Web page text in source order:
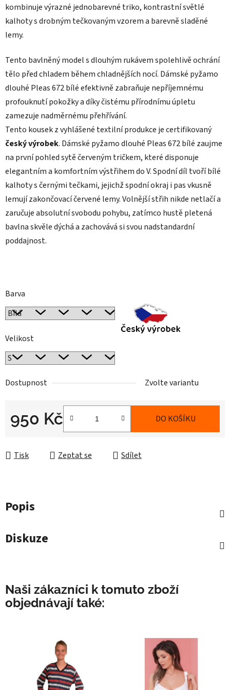
kombinuje výrazné jednobarevné triko, kontrastní světlé
kalhoty s drobným tečkovaným vzorem a barevně sladěné
lemy.
Tento bavlněný model s dlouhým rukávem spolehlivě ochrání
tělo před chladem během chladnějších nocí. Dámské pyžamo
dlouhé Pleas 672 bílé efektivně zabraňuje nepříjemnému
profouknutí pokožky a díky čistému přírodnímu úpletu
zamezuje nadměrnému přehřívání.
Tento kousek z vyhlášené textilní produkce je certifikovaný
český výrobek. Dámské pyžamo dlouhé Pleas 672 bílé zaujme
na první pohled sytě červeným tričkem, které disponuje
elegantním a komfortním výstřihem do V. Spodní díl tvoří bílé
kalhoty s černými tečkami, jejichž spodní okraj i pas vkusně
lemují zakončovací červené lemy. Volnější střih nikde netlačí a
zaručuje absolutní svobodu pohybu, zatímco hustě pletená
bavlna skvěle dýchá a zachovává si svou nadstandardní
poddajnost.
Barva
Velikost
Dostupnost Zvolte variantu
950 Kč DO KOŠÍKU
Tisk Zeptat se Sdílet
Popis
Diskuze
Naši zákazníci k tomuto zboží
objednávají také: